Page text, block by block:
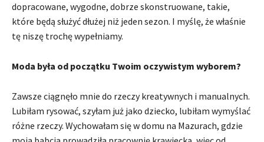
dopracowane, wygodne, dobrze skonstruowane, takie,
które będą służyć dłużej niż jeden sezon. I myślę, że właśnie
tę niszę trochę wypełniamy.
Moda była od początku Twoim oczywistym wyborem?
Zawsze ciągnęło mnie do rzeczy kreatywnych i manualnych.
Lubiłam rysować, szyłam już jako dziecko, lubiłam wymyślać
różne rzeczy. Wychowałam się w domu na Mazurach, gdzie